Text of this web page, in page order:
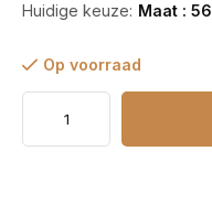
Huidige keuze: Maat : 56
Op voorraad